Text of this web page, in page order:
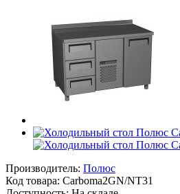
Производитель: Полюс
Код товара: Carboma2GN/NT31